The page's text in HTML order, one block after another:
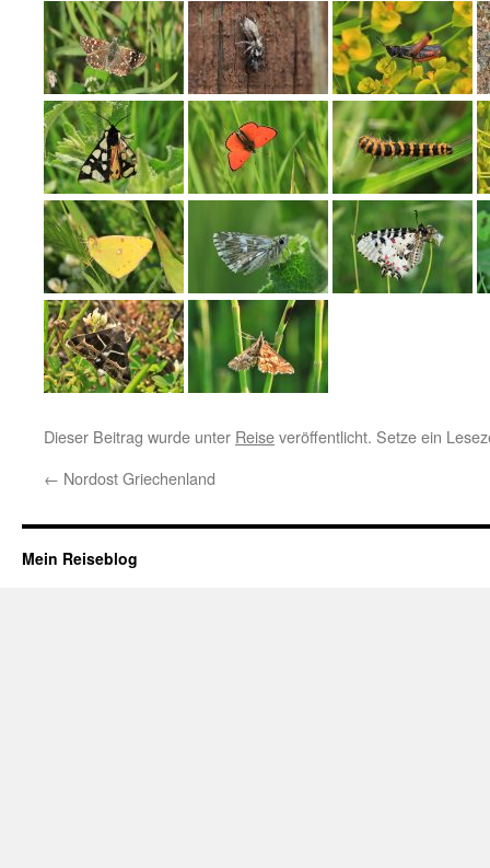
Dieser Beitrag wurde unter Reiseveröffentlicht. Setze ein
← Nordost Griechenland
Mein Reiseblog